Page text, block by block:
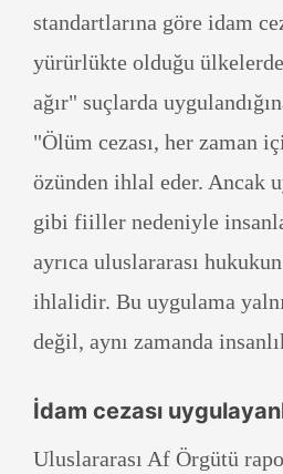
standartlarına göre idam
yürürlükte olduğu
ağır" suçlarda
"Ölüm cezası, her zaman
özünden ihlal eder. Ancak
gibi fiiller nedeniyle
ayrıca uluslararası
ihlalidir. Bu uygulama
değil, aynı zamanda
İdam cezası
Uluslararası Af Örgütü